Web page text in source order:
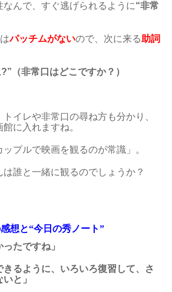
んで、すぐ逃げられるように“非常
はパッチムがないので、次に来る助詞
（非常口はどこですか？）
イレや非常口の尋ね方も分かり、
に入れますね。
プルで映画を観るのが常識」。
誰と一緒に観るのでしょうか？
想と“今日の秀ノート”
ったですね」
きるように、いろいろ復習して、さ
と」